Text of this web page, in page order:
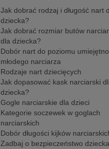
Jak dobrać rodzaj i długość nart
dziecka?
Jak dobrać rozmiar butów
dla dziecka?
Dobór nart do poziomu
młodego narciarza
Rodzaje nart dziecięcych
Jak dopasować kask narciarski
dziecka?
Gogle narciarskie dla dzieci
Kategorie soczewek w goglach
narciarskich
Dobór długości kijków
Zadbaj o bezpieczeństwo